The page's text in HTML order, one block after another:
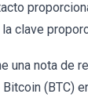
clave
una nota de
(BTC)